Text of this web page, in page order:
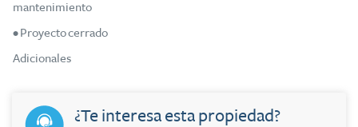
¿Te interesa esta propiedad?
mantenimiento
• Proyecto cerrado
Adicionales